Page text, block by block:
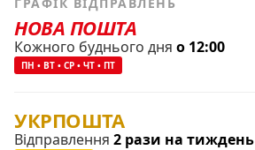
НОВА ПОШТА
Кожного буднього дня о 12:00
ПН • ВТ • СР • ЧТ • ПТ
УКРПОШТА
Відправлення 2 рази на тиждень